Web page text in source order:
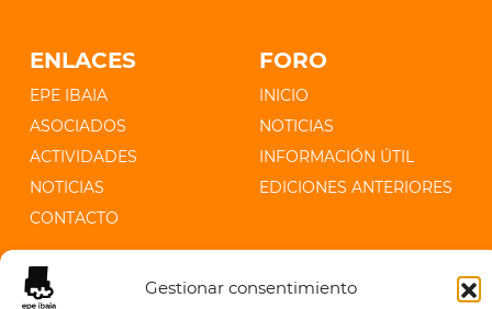
Gestionar consentimiento
ENLACES
EPE IBAIA
ASOCIADOS
ACTIVIDADES
NOTICIAS
CONTACTO
FORO
INICIO
NOTICIAS
INFORMACIÓN ÚTIL
EDICIONES ANTERIORES
CONTACTO